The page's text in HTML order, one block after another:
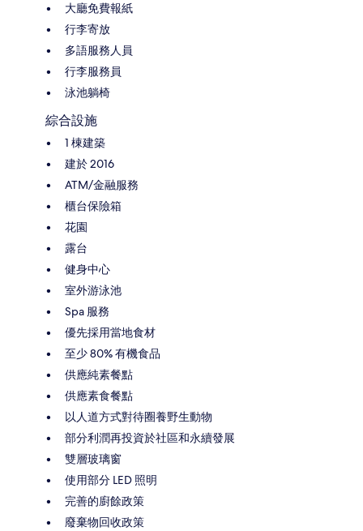
大廳免費報紙
行李寄放
多語服務人員
行李服務員
泳池躺椅
綜合設施
1 棟建築
建於 2016
ATM/金融服務
櫃台保險箱
花園
露台
健身中心
室外游泳池
Spa 服務
優先採用當地食材
至少 80% 有機食品
供應純素餐點
供應素食餐點
以人道方式對待圈養野生動物
部分利潤再投資於社區和永續發展
雙層玻璃窗
使用部分 LED 照明
完善的廚餘政策
廢棄物回收政策